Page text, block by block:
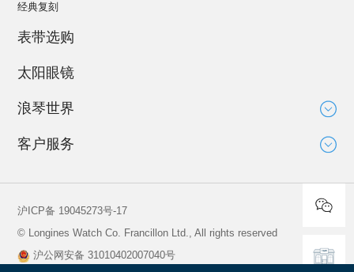
经典复刻
表带选购
太阳眼镜
浪琴世界
大使
客户服务
保养说明
沪ICP备 19045273号-17
© Longines Watch Co. Francillon Ltd., All rights reserved
沪公网安备 31010402007040号